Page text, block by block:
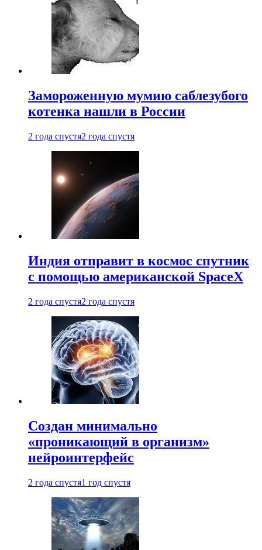
Замороженную мумию саблезубого
котенка нашли в России
2 года спустя2 года спустя
Индия отправит в космос спутник
с помощью американской SpaceX
2 года спустя2 года спустя
Создан минимально
«проникающий в организм»
нейроинтерфейс
2 года спустя1 год спустя